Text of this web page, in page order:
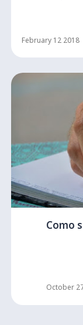
February 12 2018
Como
October